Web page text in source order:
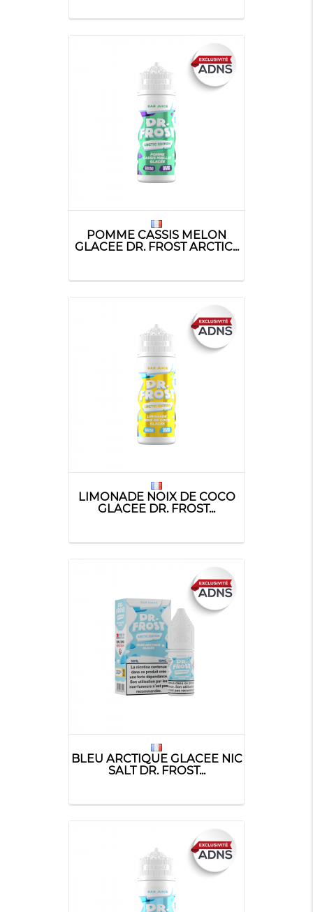
POMME CASSIS MELON
GLACEE DR. FROST ARCTIC...
LIMONADE NOIX DE COCO
GLACEE DR. FROST...
BLEU ARCTIQUE GLACEE NIC
SALT DR. FROST...